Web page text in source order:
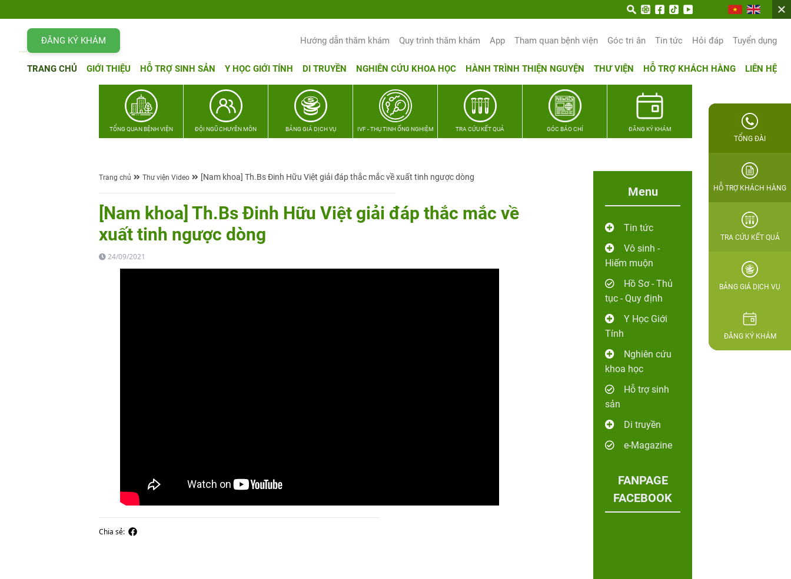
ĐĂNG KÝ KHÁM Hướng dẫn thăm khám Quy trình thăm khám App Tham quan bệnh viện Góc tri ân Tin tức Hỏi đáp Tuyển dụng
TRANG CHỦ GIỚI THIỆU HỖ TRỢ SINH SẢN Y HỌC GIỚI TÍNH DI TRUYỀN NGHIÊN CỨU KHOA HỌC HÀNH TRÌNH THIỆN NGUYỆN THƯ VIỆN HỖ TRỢ KHÁCH HÀNG LIÊN HỆ
TỔNG QUAN BỆNH VIỆN ĐỘI NGŨ CHUYÊN MÔN BẢNG GIÁ DỊCH VỤ IVF - THỤ TINH ỐNG NGHIỆM TRA CỨU KẾT QUẢ GÓC BÁO CHÍ ĐĂNG KÝ KHÁM
Trang chủ Thư viện Video [Nam khoa] Th.Bs Đinh Hữu Việt giải đáp thắc mắc về xuất tinh ngược dòng
[Nam khoa] Th.Bs Đinh Hữu Việt giải đáp thắc mắc về
xuất tinh ngược dòng
24/09/2021
Chia sẻ:
Menu
Tin tức
Vô sinh -
Hiếm muộn
Hồ Sơ - Thủ
tục - Quy định
Y Học Giới
Tính
Nghiên cứu
khoa học
Hỗ trợ sinh
sản
Di truyền
e-Magazine
FANPAGE
FACEBOOK
TỔNG ĐÀI
HỖ TRỢ KHÁCH HÀNG
TRA CỨU KẾT QUẢ
BẢNG GIÁ DỊCH VỤ
ĐĂNG KÝ KHÁM